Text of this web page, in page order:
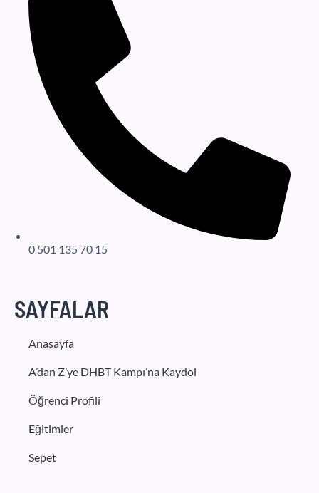
0 501 135 70 15
SAYFALAR
Anasayfa
A’dan Z’ye DHBT Kampı’na Kaydol
Öğrenci Profili
Eğitimler
Sepet